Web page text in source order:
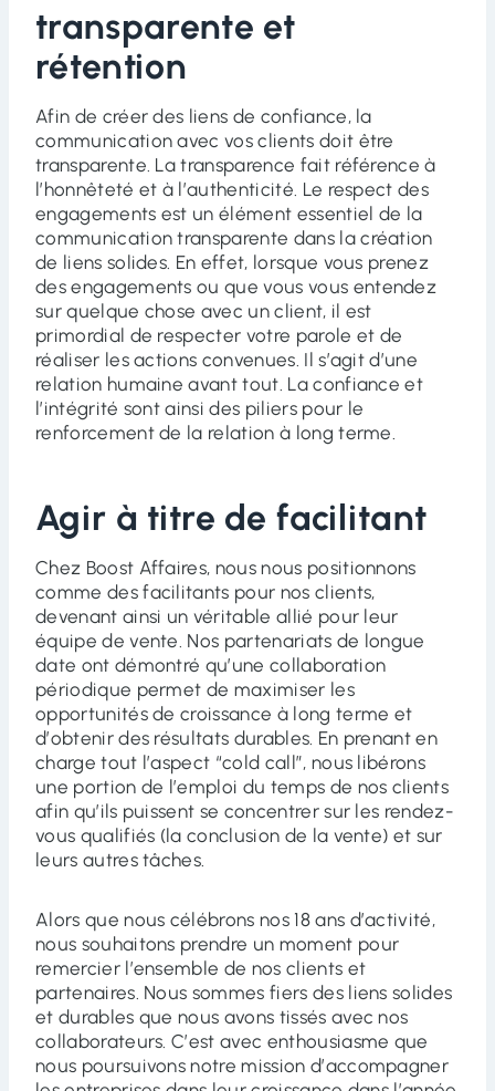
transparente et
rétention
Afin de créer des liens de confiance, la
communication avec vos clients doit être
transparente. La transparence fait référence à
l’honnêteté et à l’authenticité. Le respect des
engagements est un élément essentiel de la
communication transparente dans la création
de liens solides. En effet, lorsque vous prenez
des engagements ou que vous vous entendez
sur quelque chose avec un client, il est
primordial de respecter votre parole et de
réaliser les actions convenues. Il s’agit d’une
relation humaine avant tout. La confiance et
l’intégrité sont ainsi des piliers pour le
renforcement de la relation à long terme.
Agir à titre de facilitant
Chez Boost Affaires, nous nous positionnons
comme des facilitants pour nos clients,
devenant ainsi un véritable allié pour leur
équipe de vente. Nos partenariats de longue
date ont démontré qu’une collaboration
périodique permet de maximiser les
opportunités de croissance à long terme et
d’obtenir des résultats durables. En prenant en
charge tout l’aspect “cold call”, nous libérons
une portion de l’emploi du temps de nos clients
afin qu’ils puissent se concentrer sur les rendez-
vous qualifiés (la conclusion de la vente) et sur
leurs autres tâches.
Alors que nous célébrons nos 18 ans d’activité,
nous souhaitons prendre un moment pour
remercier l’ensemble de nos clients et
partenaires. Nous sommes fiers des liens solides
et durables que nous avons tissés avec nos
collaborateurs. C’est avec enthousiasme que
nous poursuivons notre mission d’accompagner